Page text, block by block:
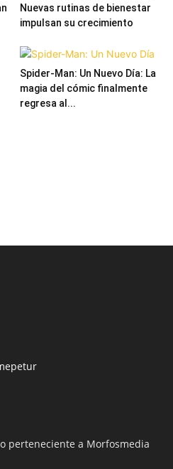
Nuevas rutinas de bienestar
impulsan su crecimiento
Spider-Man: Un Nuevo Día: La
magia del cómic finalmente
regresa al...
perteneciente a Morfosmedia